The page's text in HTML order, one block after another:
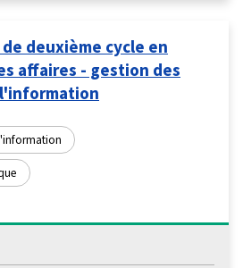
deuxième cycle en
affaires - gestion des